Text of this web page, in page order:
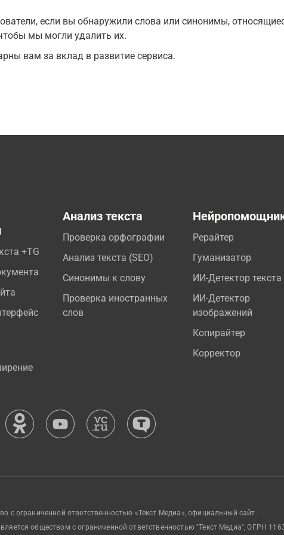
если вы обнаружили слова или синонимы,
мы могли удалить их.
вам за вклад в развитие сервиса.
+TG
Анализ текста
Проверка орфографии
Анализ текста (SEO)
Синонимы к слову
Проверка иностранных
слов
Рерайтер
Гуманизатор
ИИ-Детектор текста
ИИ-Детектор
изображений
Копирайтер
Корректор
с ограниченной ответственностью «Текст Медиа», официальный сайт.
обществом с ограниченной ответственностью "Текст Медиа", ОГРН